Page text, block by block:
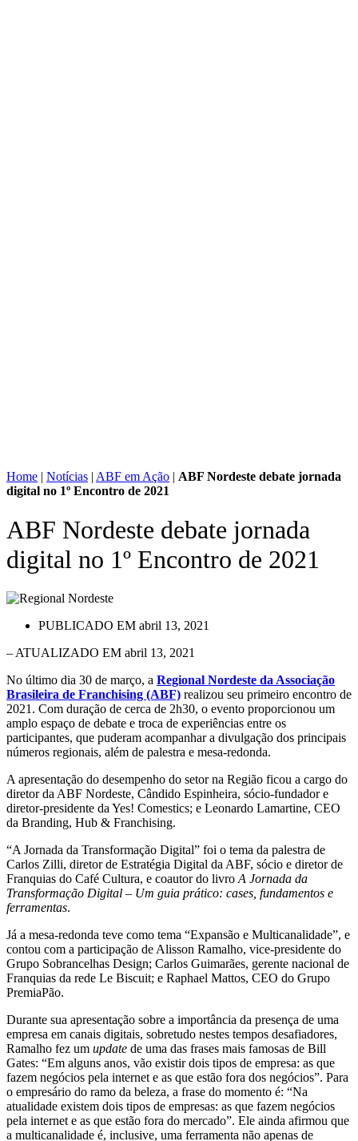
Home | Notícias | ABF em Ação | ABF Nordeste debate jornada
digital no 1º Encontro de 2021
ABF Nordeste debate jornada
digital no 1º Encontro de 2021
PUBLICADO EM abril 13, 2021
– ATUALIZADO EM abril 13, 2021
No último dia 30 de março, a Regional Nordeste da Associação
Brasileira de Franchising (ABF) realizou seu primeiro encontro de
2021. Com duração de cerca de 2h30, o evento proporcionou um
amplo espaço de debate e troca de experiências entre os
participantes, que puderam acompanhar a divulgação dos principais
números regionais, além de palestra e mesa-redonda.
A apresentação do desempenho do setor na Região ficou a cargo do
diretor da ABF Nordeste, Cândido Espinheira, sócio-fundador e
diretor-presidente da Yes! Comestics; e Leonardo Lamartine, CEO
da Branding, Hub & Franchising.
“A Jornada da Transformação Digital” foi o tema da palestra de
Carlos Zilli, diretor de Estratégia Digital da ABF, sócio e diretor de
Franquias do Café Cultura, e coautor do livro A Jornada da
Transformação Digital – Um guia prático: cases, fundamentos e
ferramentas.
Já a mesa-redonda teve como tema “Expansão e Multicanalidade”, e
contou com a participação de Alisson Ramalho, vice-presidente do
Grupo Sobrancelhas Design; Carlos Guimarães, gerente nacional de
Franquias da rede Le Biscuit; e Raphael Mattos, CEO do Grupo
PremiaPão.
Durante sua apresentação sobre a importância da presença de uma
empresa em canais digitais, sobretudo nestes tempos desafiadores,
Ramalho fez um update de uma das frases mais famosas de Bill
Gates: “Em alguns anos, vão existir dois tipos de empresa: as que
fazem negócios pela internet e as que estão fora dos negócios”. Para
o empresário do ramo da beleza, a frase do momento é: “Na
atualidade existem dois tipos de empresas: as que fazem negócios
pela internet e as que estão fora do mercado”. Ele ainda afirmou que
a multicanalidade é, inclusive, uma ferramenta não apenas de